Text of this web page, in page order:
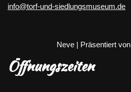
info@torf-und-siedlungsmuseum.de
Neve | Präsentiert von
Öffnungszeiten